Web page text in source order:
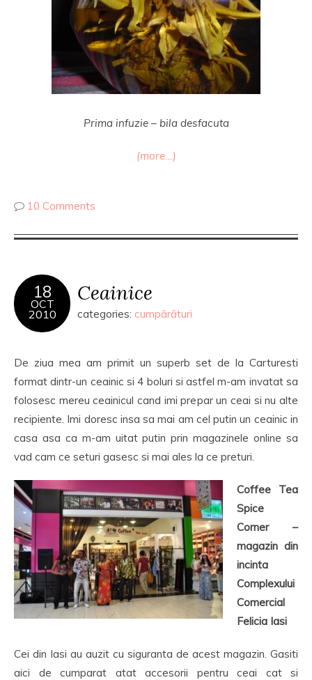
Prima infuzie – bila desfacuta
(more…)
10 Comments
18
OCT
2010
Ceainice
categories: cumpărături
De ziua mea am primit un superb set de la Carturesti
format dintr-un ceainic si 4 boluri si astfel m-am invatat sa
folosesc mereu ceainicul cand imi prepar un ceai si nu alte
recipiente. Imi doresc insa sa mai am cel putin un ceainic in
casa asa ca m-am uitat putin prin magazinele online sa
vad cam ce seturi gasesc si mai ales la ce preturi.
Coffee Tea
Spice
Corner –
magazin din
incinta
Complexului
Comercial
Felicia Iasi
Cei din Iasi au auzit cu siguranta de acest magazin. Gasiti
aici de cumparat atat accesorii pentru ceai cat si